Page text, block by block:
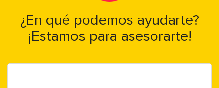
¿En qué podemos ayudarte?
¡Estamos para asesorarte!